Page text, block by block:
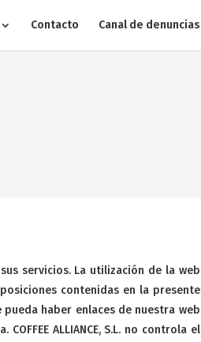
Contacto Canal de denuncias
servicios. La utilización de la web
contenidas en la presente
haber enlaces de nuestra web
ALLIANCE, S.L. no controla el